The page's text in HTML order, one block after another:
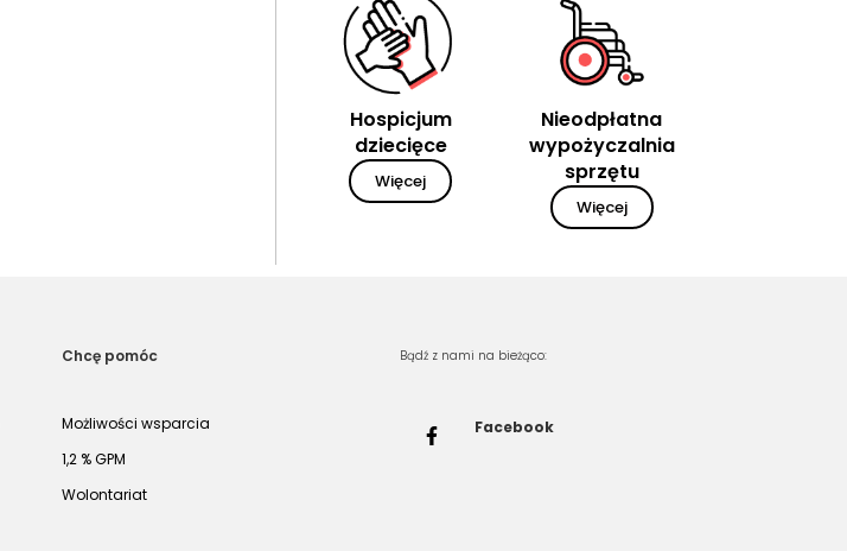
Hospicjum
dziecięce
Więcej
Nieodpłatna
wypożyczalnia
sprzętu
Więcej
Chcę pomóc
Możliwości wsparcia
1,2 % GPM
Wolontariat
Bądź z nami na bieżąco:
Facebook